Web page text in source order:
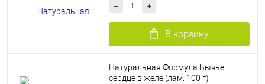
В корзину
Натуральная Формула Бычье
сердце в желе (лам. 100 г)